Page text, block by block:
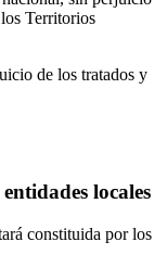
Territorios
de los tratados y
locales
constituida por los